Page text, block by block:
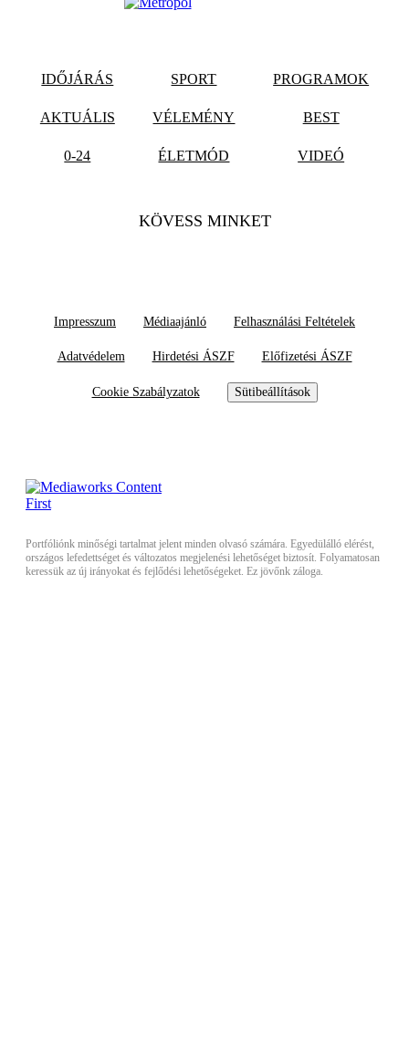
IDŐJÁRÁS SPORT PROGRAMOK
AKTUÁLIS VÉLEMÉNY BEST
0-24 ÉLETMÓD VIDEÓ
KÖVESS MINKET
Impresszum Médiaajánló Felhasználási Feltételek
Adatvédelem Hirdetési ÁSZF Előfizetési ÁSZF
Cookie Szabályzatok Sütibeállítások
Portfóliónk minőségi tartalmat jelent minden olvasó számára. Egyedülálló elérést,
országos lefedettséget és változatos megjelenési lehetőséget biztosít. Folyamatosan
keressük az új irányokat és fejlődési lehetőségeket. Ez jövőnk záloga.